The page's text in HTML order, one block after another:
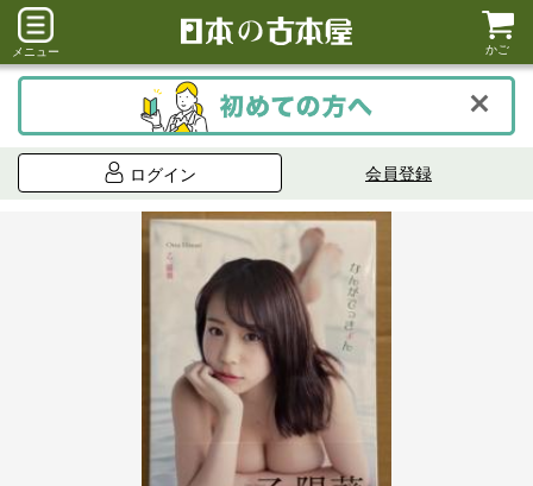
メニュー かご
ログイン 会員登録